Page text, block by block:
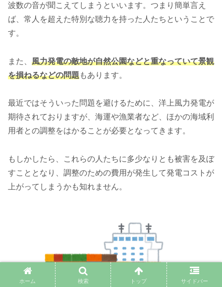
波数の音が聞こえてしまうといいます。つまり簡単言え
ば、常人を超えた特別な聴力を持った人たちということで
す。
また、 風力発電の敵地が自然公園などと重なっていて景観
を損ねるなどの問題もあります。
最近ではそういった問題を避けるために、洋上風力発電が
期待されておりますが、海運や漁業者など、ほかの海域利
用者との調整をはかることが必要となってきます。
もしかしたら、これらの人たちに多少なりとも被害を及ぼ
すこととなり、調整のための費用が発生して発電コストが
上がってしまうかも知れません。
ホーム 検索 トップ サイドバー